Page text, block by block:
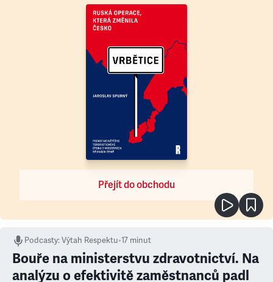
Přejít do obchodu
Podcasty:Výtah Respektu•17 minut
Bouře na ministerstvu zdravotnictví. Na
analýzu o efektivitě zaměstnanců padl